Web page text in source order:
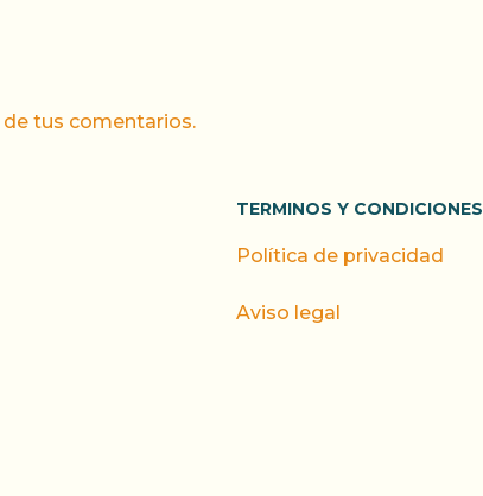
tus comentarios.
TERMINOS Y CONDICIONES
Política de privacidad
Aviso legal